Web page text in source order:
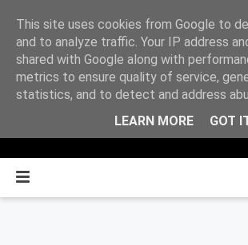
Z
notatnika
This site uses cookies from Google to
and to analyze traffic. Your IP address
shared with Google along with
metrics to ensure quality of service,
statistics, and to detect and address
LEARN MORE
GOT